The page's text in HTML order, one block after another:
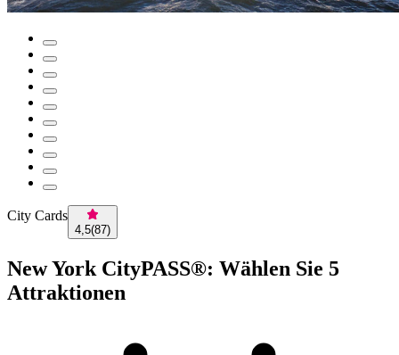
City Cards
4,5(87)
New York CityPASS®: Wählen Sie 5
Attraktionen